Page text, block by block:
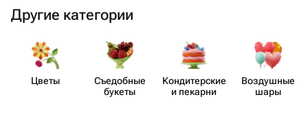
Другие категории
Цветы
Съедобные
букеты
Кондит​ерские
и пекарни
Воздушные
шары